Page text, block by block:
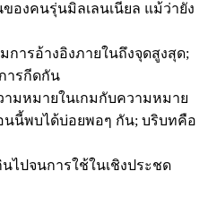
องคนรุ่นมิลเลนเนียล แม้ว่ายัง
การอ้างอิงภายในถึงจุดสูงสุด;
ารกีดกัน
ามหมายในเกมกับความหมาย
นนี้พบได้บ่อยพอๆ กัน; บริบทคือ
นไปจนการใช้ในเชิงประชด